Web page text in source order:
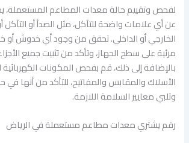
لفحص وتقييم حالة معدات المطاعم المستعملة،
عن أي علامات واضحة للتآكل، مثل الصدأ أو التآكل
الخارجي أو الداخلي. تحقق من وجود أي خدوش
مرئية على سطح الجهاز، وتأكد من تثبيت جميع
بالإضافة إلى ذلك، قم بفحص المكونات
الأسلاك والمقابس والمفاتيح، للتأكد من أنها في
وتلبي معايير السلامة اللازمة.
رقم يشتري معدات مطاعم مستعملة في الرياض